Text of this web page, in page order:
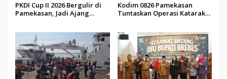
PKDI Cup II 2026 Bergulir di
Pamekasan, Jadi Ajang
Kodim 0826 Pamekasan
Tuntaskan Operasi Katarak